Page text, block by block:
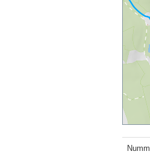
Numm